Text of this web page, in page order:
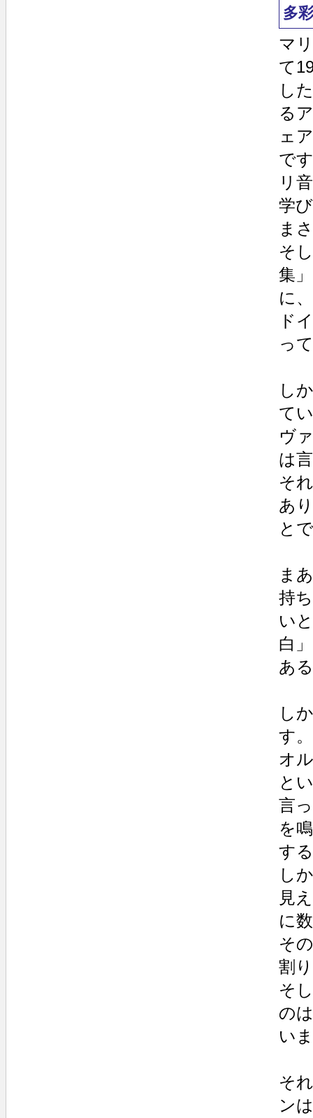
多
マ
て
し
る
ェ
で
リ
学
ま
そ
集
に
ド
っ
し
て
ヴ
は
そ
あ
と
ま
持
い
白
あ
し
す。
オ
と
言
を
す
し
見
に
そ
割
そ
の
い
そ
ン